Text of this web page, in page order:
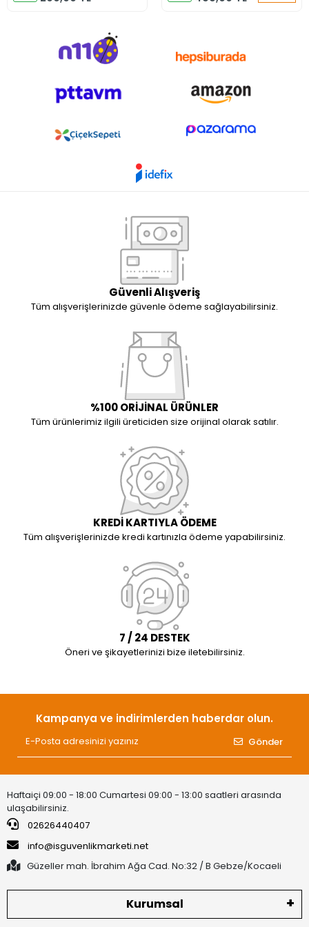
Güvenli Alışveriş
Tüm alışverişlerinizde güvenle ödeme sağlayabilirsiniz.
%100 ORİJİNAL ÜRÜNLER
Tüm ürünlerimiz ilgili üreticiden size orijinal olarak satılır.
KREDİ KARTIYLA ÖDEME
Tüm alışverişlerinizde kredi kartınızla ödeme yapabilirsiniz.
7 / 24 DESTEK
Öneri ve şikayetlerinizi bize iletebilirsiniz.
Kampanya ve indirimlerden haberdar olun.
Gönder
Haftaiçi 09:00 - 18:00 Cumartesi 09:00 - 13:00 saatleri arasında
ulaşabilirsiniz.
02626440407
info@isguvenlikmarketi.net
Güzeller mah. İbrahim Ağa Cad. No:32 / B Gebze/Kocaeli
Kurumsal